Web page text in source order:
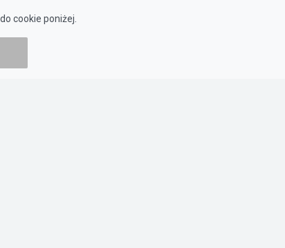
Zadaj mi konkretne pytanie o
cookie poniżej.